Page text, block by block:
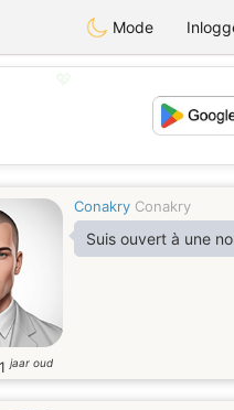
Mode
Conakry Conakry
Suis ouvert à une
jaar oud